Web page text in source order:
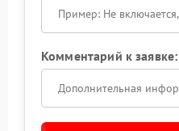
Комментарий к заявке: